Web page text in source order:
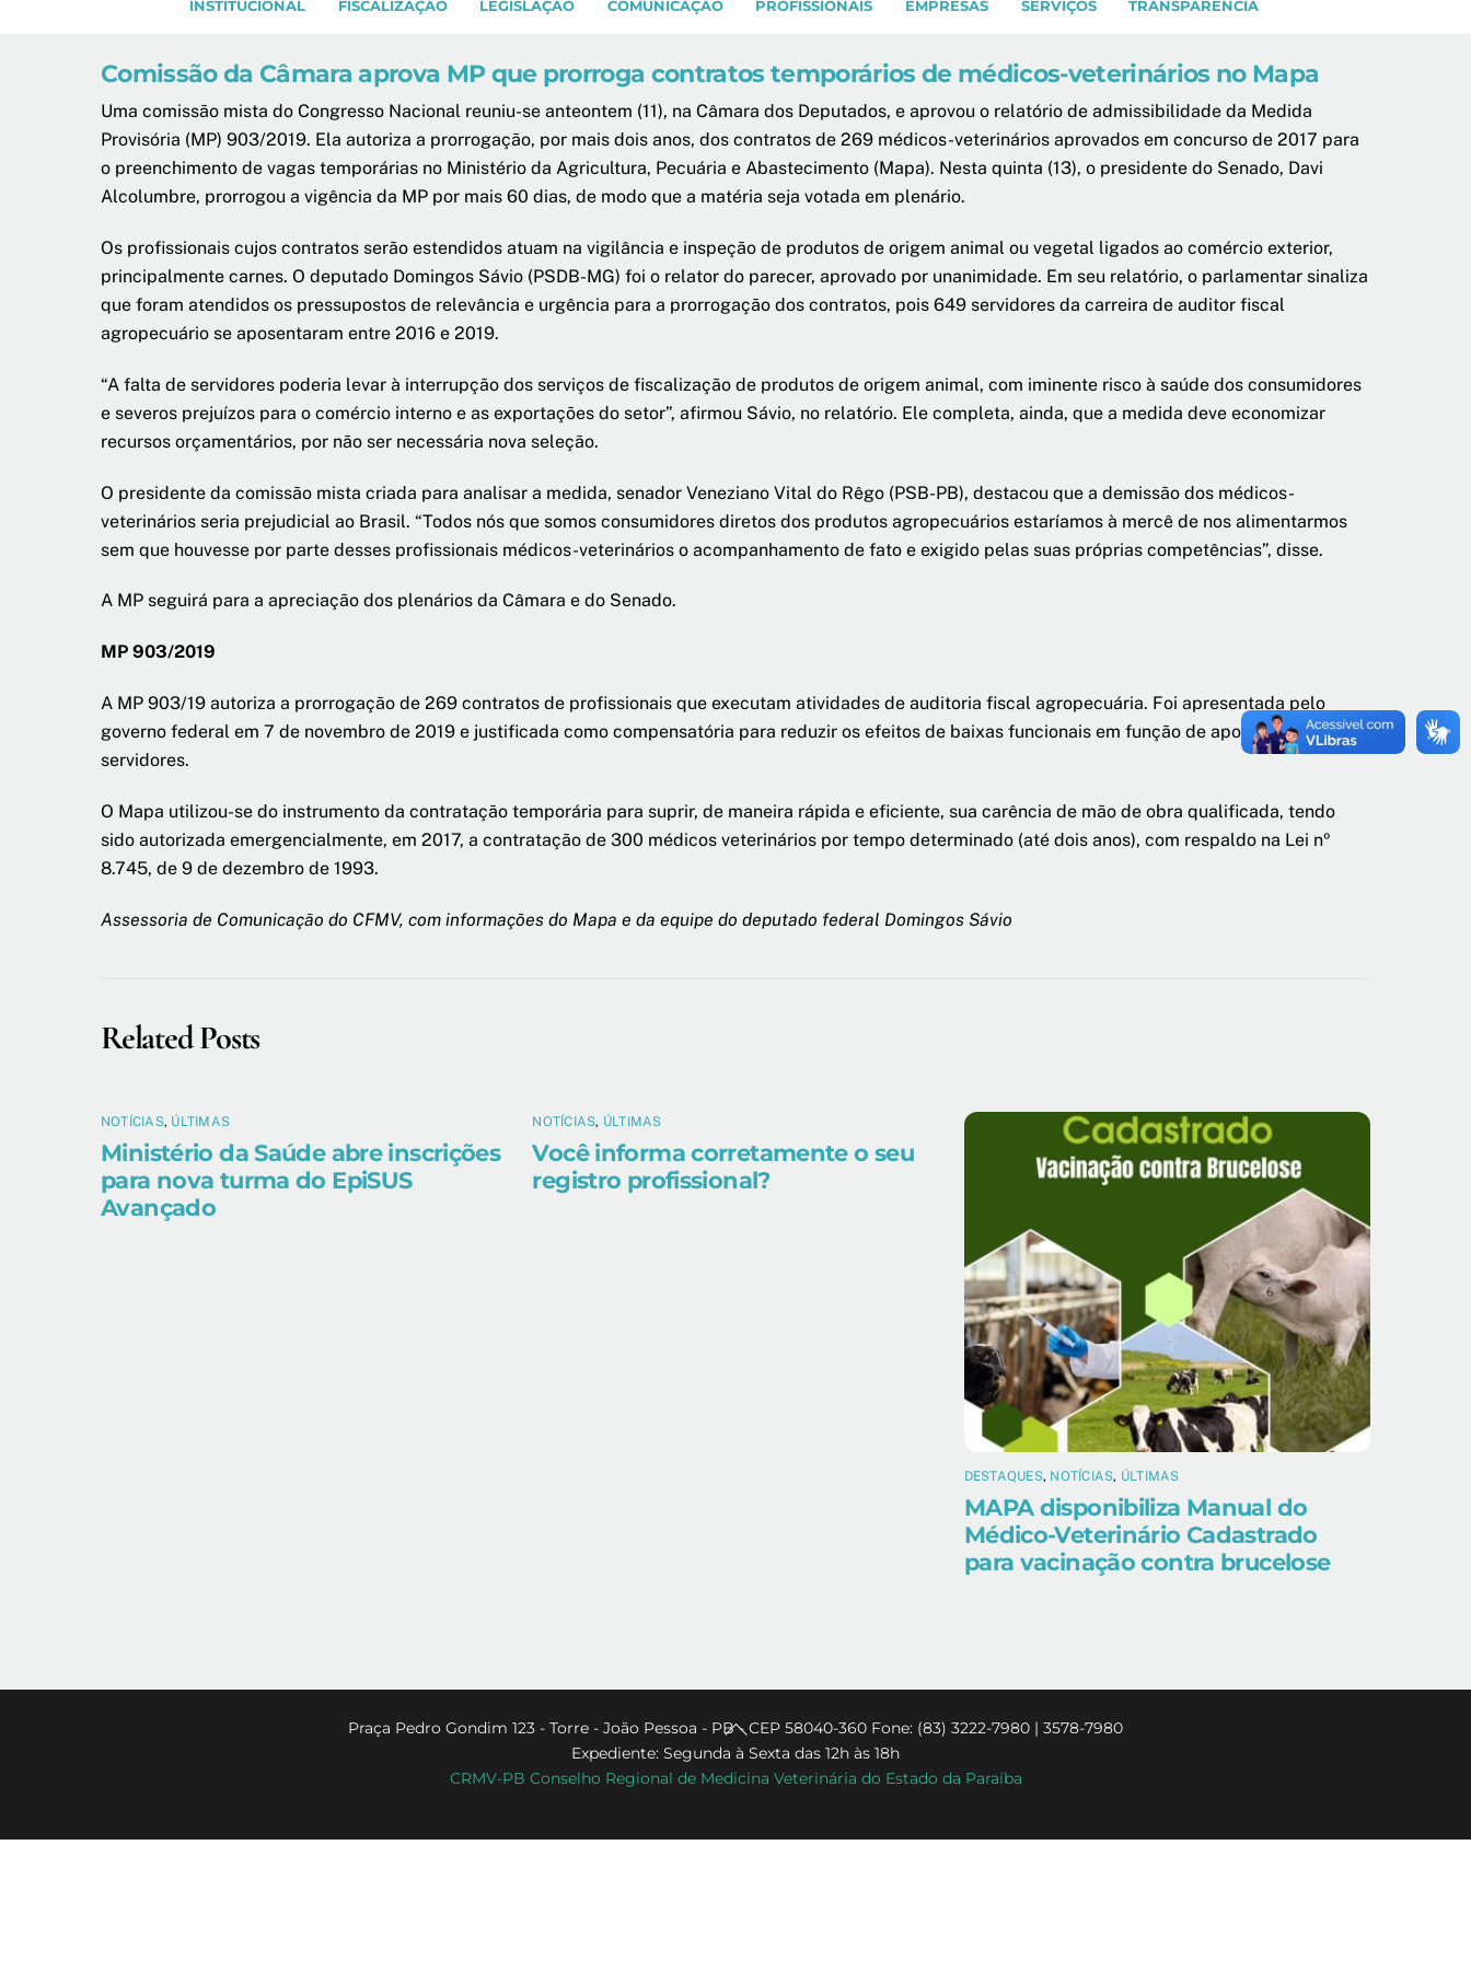
INSTITUCIONAL FISCALIZAÇÃO LEGISLAÇÃO COMUNICAÇÃO PROFISSIONAIS EMPRESAS SERVIÇOS TRANSPARÊNCIA
Comissão da Câmara aprova MP que prorroga contratos temporários de médicos-veterinários no Mapa
Uma comissão mista do Congresso Nacional reuniu-se anteontem (11), na Câmara dos Deputados, e aprovou o relatório de admissibilidade da Medida
Provisória (MP) 903/2019. Ela autoriza a prorrogação, por mais dois anos, dos contratos de 269 médicos-veterinários aprovados em concurso de 2017 para
o preenchimento de vagas temporárias no Ministério da Agricultura, Pecuária e Abastecimento (Mapa). Nesta quinta (13), o presidente do Senado, Davi
Alcolumbre, prorrogou a vigência da MP por mais 60 dias, de modo que a matéria seja votada em plenário.
Os profissionais cujos contratos serão estendidos atuam na vigilância e inspeção de produtos de origem animal ou vegetal ligados ao comércio exterior,
principalmente carnes. O deputado Domingos Sávio (PSDB-MG) foi o relator do parecer, aprovado por unanimidade. Em seu relatório, o parlamentar sinaliza
que foram atendidos os pressupostos de relevância e urgência para a prorrogação dos contratos, pois 649 servidores da carreira de auditor fiscal
agropecuário se aposentaram entre 2016 e 2019.
“A falta de servidores poderia levar à interrupção dos serviços de fiscalização de produtos de origem animal, com iminente risco à saúde dos consumidores
e severos prejuízos para o comércio interno e as exportações do setor”, afirmou Sávio, no relatório. Ele completa, ainda, que a medida deve economizar
recursos orçamentários, por não ser necessária nova seleção.
O presidente da comissão mista criada para analisar a medida, senador Veneziano Vital do Rêgo (PSB-PB), destacou que a demissão dos médicos-
veterinários seria prejudicial ao Brasil. “Todos nós que somos consumidores diretos dos produtos agropecuários estaríamos à mercê de nos alimentarmos
sem que houvesse por parte desses profissionais médicos-veterinários o acompanhamento de fato e exigido pelas suas próprias competências”, disse.
A MP seguirá para a apreciação dos plenários da Câmara e do Senado.
MP 903/2019
A MP 903/19 autoriza a prorrogação de 269 contratos de profissionais que executam atividades de auditoria fiscal agropecuária. Foi apresentada pelo
governo federal em 7 de novembro de 2019 e justificada como compensatória para reduzir os efeitos de baixas funcionais em função de aposentadoria de
servidores.
O Mapa utilizou-se do instrumento da contratação temporária para suprir, de maneira rápida e eficiente, sua carência de mão de obra qualificada, tendo
sido autorizada emergencialmente, em 2017, a contratação de 300 médicos veterinários por tempo determinado (até dois anos), com respaldo na Lei nº
8.745, de 9 de dezembro de 1993.
Assessoria de Comunicação do CFMV, com informações do Mapa e da equipe do deputado federal Domingos Sávio
Related Posts
NOTÍCIAS, ÚLTIMAS
Ministério da Saúde abre inscrições
para nova turma do EpiSUS
Avançado
NOTÍCIAS, ÚLTIMAS
Você informa corretamente o seu
registro profissional?
DESTAQUES, NOTÍCIAS, ÚLTIMAS
MAPA disponibiliza Manual do
Médico-Veterinário Cadastrado
para vacinação contra brucelose
Back
To
Top
Praça Pedro Gondim 123 - Torre - João Pessoa - PB - CEP 58040-360 Fone: (83) 3222-7980 | 3578-7980
Expediente: Segunda à Sexta das 12h às 18h
CRMV-PB Conselho Regional de Medicina Veterinária do Estado da Paraíba